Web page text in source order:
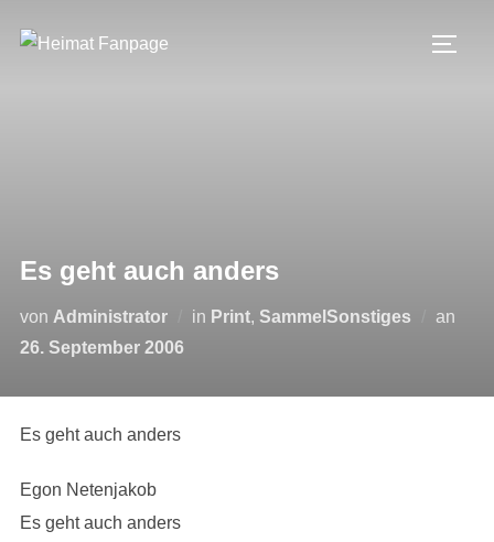
Inhalt
Es geht auch anders
von Administrator in Print, SammelSonstiges an
26. September 2006
Es geht auch anders
Egon Netenjakob
Es geht auch anders